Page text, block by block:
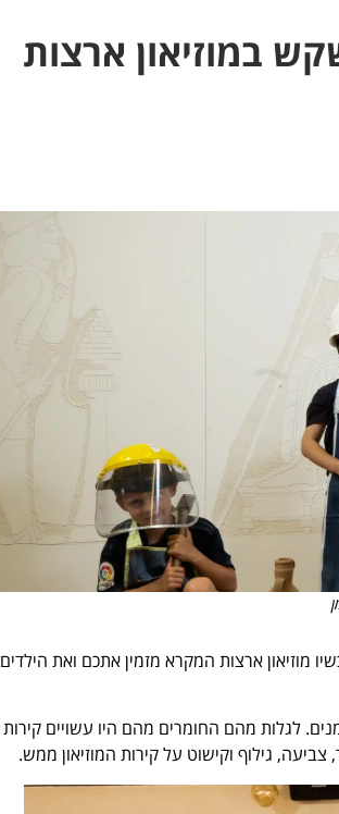
במוזיאון ארצות
מוזיאון ארצות המקרא מזמין אתכם ואת הילדים
לגלות מהם החומרים מהם היו עשויים קירות
צביעה, גילוף וקישוט על קירות המוזיאון ממש.